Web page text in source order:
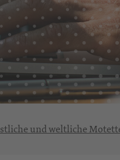
und weltliche